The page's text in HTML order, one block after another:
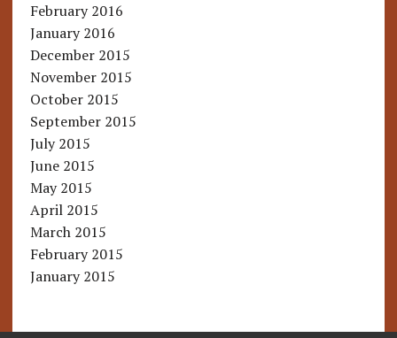
February 2016
January 2016
December 2015
November 2015
October 2015
September 2015
July 2015
June 2015
May 2015
April 2015
March 2015
February 2015
January 2015